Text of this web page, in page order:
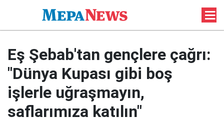
Eş Şebab'tan gençlere çağrı:
"Dünya Kupası gibi boş
işlerle uğraşmayın,
saflarımıza katılın"